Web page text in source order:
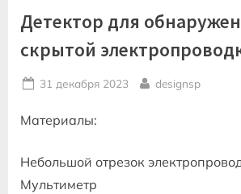
Детектор для
скрытой
Posted
31 декабря 2023 By
designsp
Материалы:
Небольшой отрезок
Мультиметр